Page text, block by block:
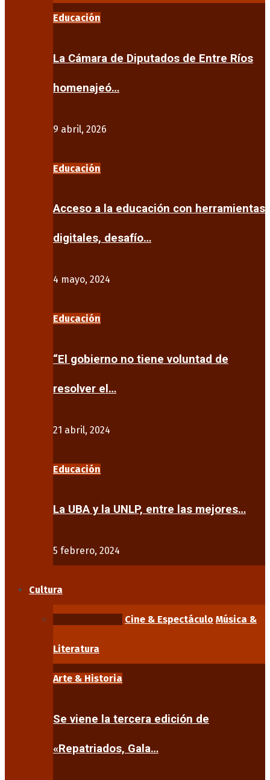
Educación
La Cámara de Diputados de Entre Ríos
homenajeó…
9 abril, 2026
Educación
Acceso a la educación con herramientas
digitales, desafío…
4 mayo, 2024
Educación
“El gobierno no tiene voluntad de
resolver el…
21 abril, 2024
Educación
La UBA y la UNLP, entre las mejores…
5 febrero, 2024
Cultura
Cine & Espectáculo Música &
Literatura
Arte & Historia
Se viene la tercera edición de
«Repatriados, Gala…